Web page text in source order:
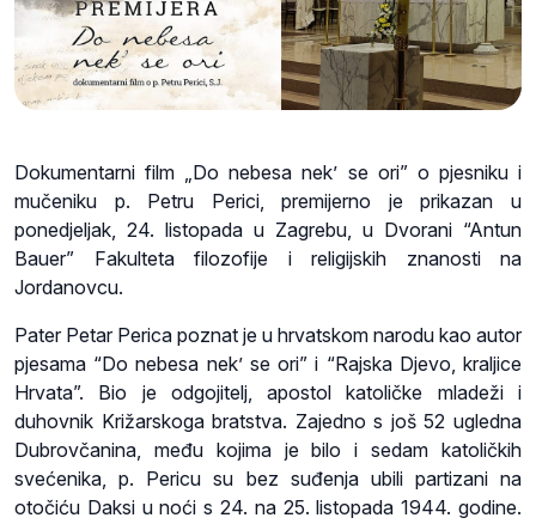
Dokumentarni film „Do nebesa nek’ se ori” o pjesniku i
mučeniku p. Petru Perici, premijerno je prikazan u
ponedjeljak, 24. listopada u Zagrebu, u Dvorani “Antun
Bauer” Fakulteta filozofije i religijskih znanosti na
Jordanovcu.
Pater Petar Perica poznat je u hrvatskom narodu kao autor
pjesama “Do nebesa nek’ se ori” i “Rajska Djevo, kraljice
Hrvata”. Bio je odgojitelj, apostol katoličke mladeži i
duhovnik Križarskoga bratstva. Zajedno s još 52 ugledna
Dubrovčanina, među kojima je bilo i sedam katoličkih
svećenika, p. Pericu su bez suđenja ubili partizani na
otočiću Daksi u noći s 24. na 25. listopada 1944. godine.